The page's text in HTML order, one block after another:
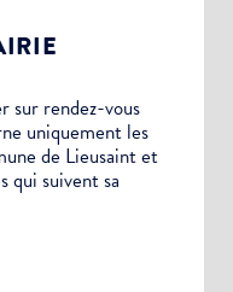
sur rendez-vous
uniquement les
de Lieusaint et
qui suivent sa